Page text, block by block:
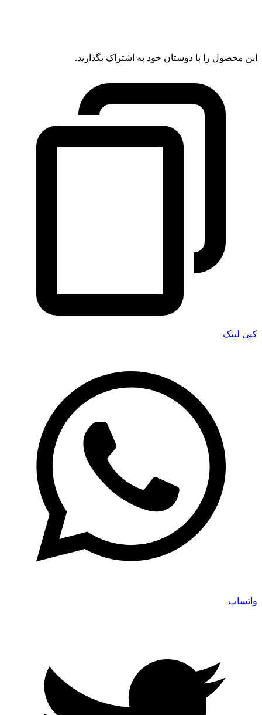
این محصول را با دوستان خود به اشتراک بگذارید.
کپی لینک
واتساپ